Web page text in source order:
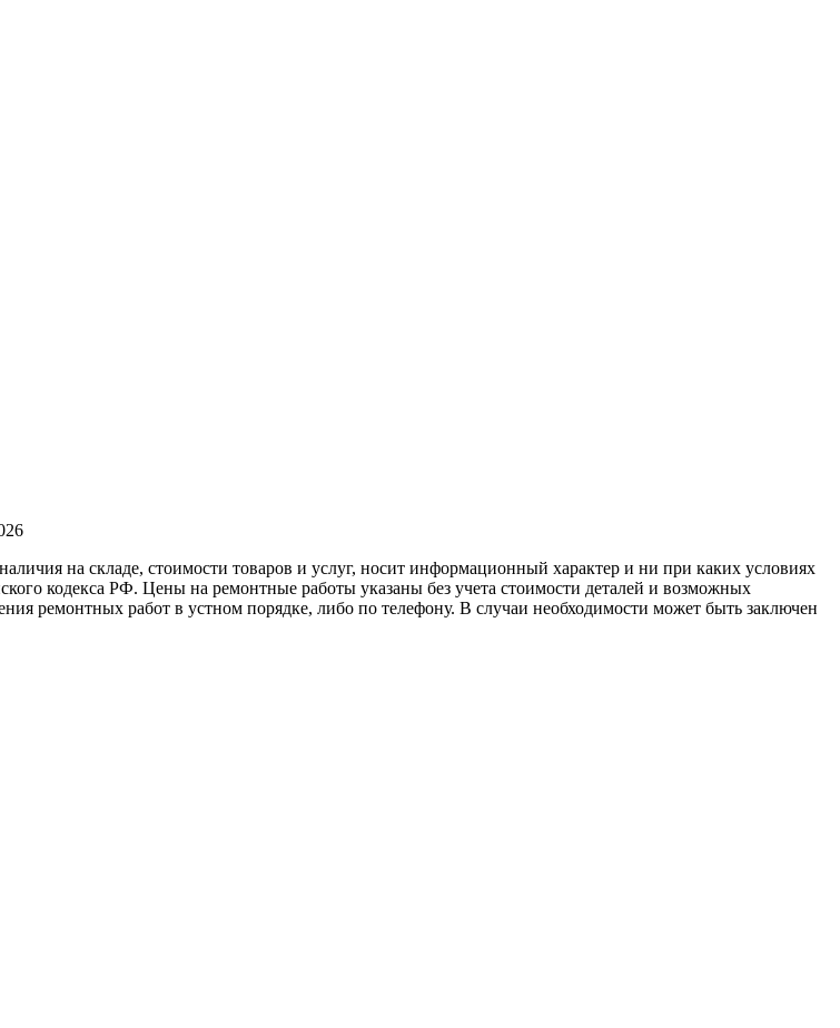
на складе, стоимости товаров и услуг, носит информационный характер и ни при каких условиях
кодекса РФ. Цены на ремонтные работы указаны без учета стоимости деталей и возможных
ремонтных работ в устном порядке, либо по телефону. В случаи необходимости может быть заключен